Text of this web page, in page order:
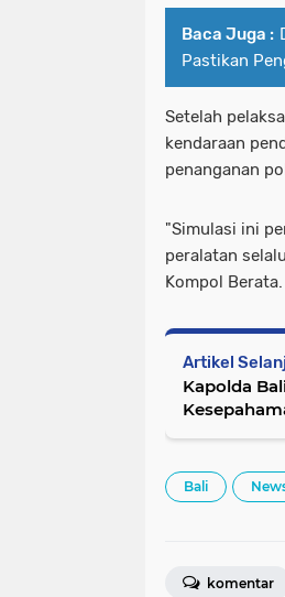
Baca Juga :
Pastikan
Setelah
kendaraan
penanganan
"Simulasi ini
peralatan
Kompol
Artikel
Kapolda
Bali
komentar